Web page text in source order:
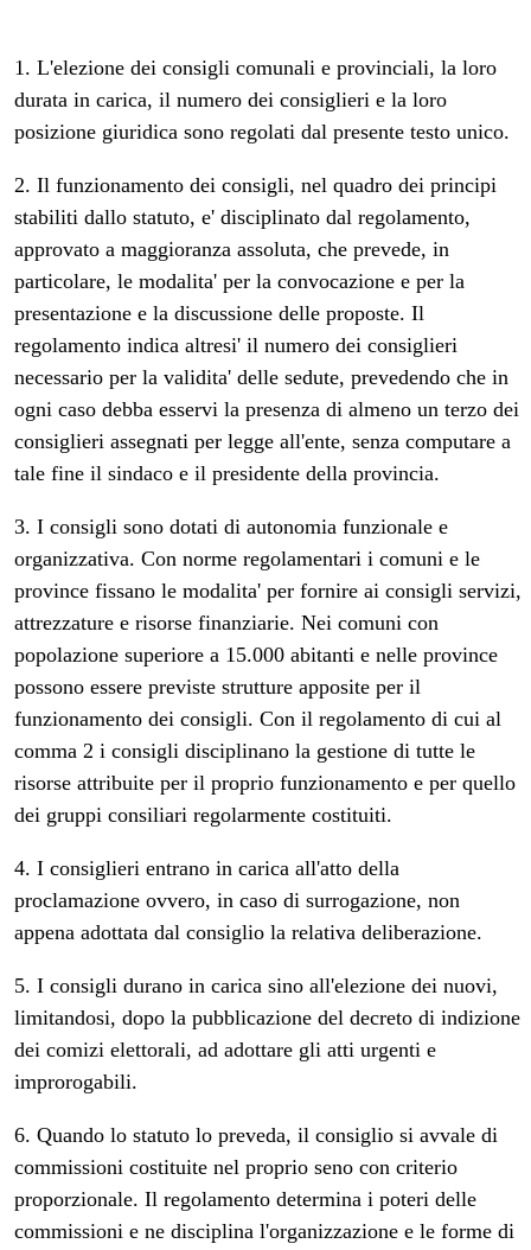
1. L'elezione dei consigli comunali e provinciali, la loro
durata in carica, il numero dei consiglieri e la loro
posizione giuridica sono regolati dal presente testo unico.
2. Il funzionamento dei consigli, nel quadro dei principi
stabiliti dallo statuto, e' disciplinato dal regolamento,
approvato a maggioranza assoluta, che prevede, in
particolare, le modalita' per la convocazione e per la
presentazione e la discussione delle proposte. Il
regolamento indica altresi' il numero dei consiglieri
necessario per la validita' delle sedute, prevedendo che in
ogni caso debba esservi la presenza di almeno un terzo dei
consiglieri assegnati per legge all'ente, senza computare a
tale fine il sindaco e il presidente della provincia.
3. I consigli sono dotati di autonomia funzionale e
organizzativa. Con norme regolamentari i comuni e le
province fissano le modalita' per fornire ai consigli servizi,
attrezzature e risorse finanziarie. Nei comuni con
popolazione superiore a 15.000 abitanti e nelle province
possono essere previste strutture apposite per il
funzionamento dei consigli. Con il regolamento di cui al
comma 2 i consigli disciplinano la gestione di tutte le
risorse attribuite per il proprio funzionamento e per quello
dei gruppi consiliari regolarmente costituiti.
4. I consiglieri entrano in carica all'atto della
proclamazione ovvero, in caso di surrogazione, non
appena adottata dal consiglio la relativa deliberazione.
5. I consigli durano in carica sino all'elezione dei nuovi,
limitandosi, dopo la pubblicazione del decreto di indizione
dei comizi elettorali, ad adottare gli atti urgenti e
improrogabili.
6. Quando lo statuto lo preveda, il consiglio si avvale di
commissioni costituite nel proprio seno con criterio
proporzionale. Il regolamento determina i poteri delle
commissioni e ne disciplina l'organizzazione e le forme di